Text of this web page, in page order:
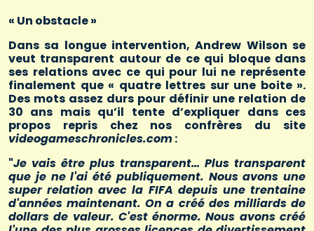
« Un obstacle »
Dans sa longue intervention, Andrew Wilson se
veut transparent autour de ce qui bloque dans
ses relations avec ce qui pour lui ne représente
finalement que « quatre lettres sur une boite ».
Des mots assez durs pour définir une relation de
30 ans mais qu’il tente d’expliquer dans ces
propos repris chez nos confrères du site
videogameschronicles.com:
"Je vais être plus transparent… Plus transparent
que je ne l'ai été publiquement. Nous avons une
super relation avec la FIFA depuis une trentaine
d'années maintenant. On a créé des milliards de
dollars de valeur. C'est énorme. Nous avons créé